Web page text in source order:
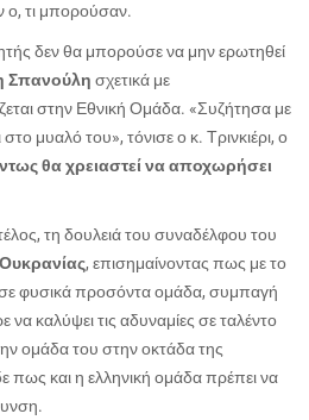
ο, τι μπορούσαν.
δεν θα μπορούσε να μην ερωτηθεί
Σπανούλη σχετικά με
στην Εθνική Ομάδα. «Συζήτησα με
στο μυαλό του», τόνισε ο κ. Τρινκιέρι, ο
θα χρειαστεί να αποχωρήσει
τη δουλειά του συναδέλφου του
, επισημαίνοντας πως με το
φυσικά προσόντα ομάδα, συμπαγή
να καλύψει τις αδυναμίες σε ταλέντο
ομάδα του στην οκτάδα της
πως και η ελληνική ομάδα πρέπει να